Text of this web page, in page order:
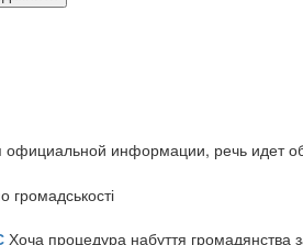
информации, речь идет об
громадськості
Хоча процедура набуття громадянства